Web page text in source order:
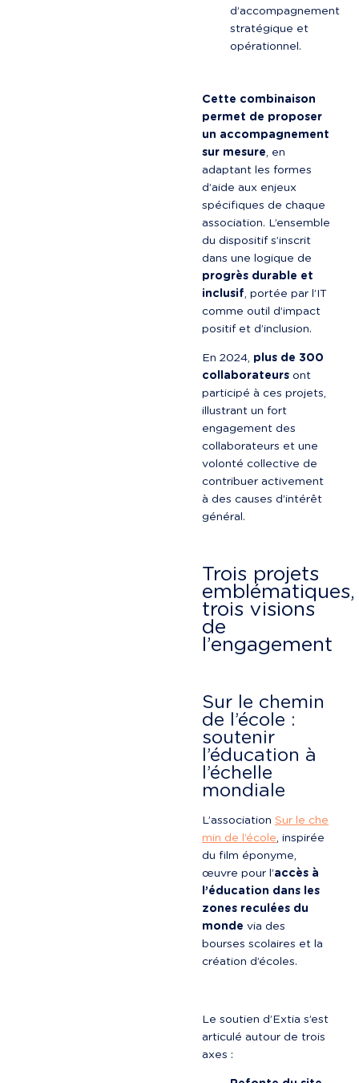
d’accompagnement
stratégique et
opérationnel.
Cette combinaison
permet de proposer
un accompagnement
sur mesure, en
adaptant les formes
d’aide aux enjeux
spécifiques de chaque
association. L’ensemble
du dispositif s’inscrit
dans une logique de
progrès durable et
inclusif, portée par l’IT
comme outil d’impact
positif et d’inclusion.
En 2024, plus de 300
collaborateurs ont
participé à ces projets,
illustrant un fort
engagement des
collaborateurs et une
volonté collective de
contribuer activement
à des causes d’intérêt
général.
Trois projets
trois visions
de
l’engagement
Sur le chemin
de l’école :
soutenir
l’éducation à
l’échelle
mondiale
L’association Sur le che
min de l’école, inspirée
du film éponyme,
œuvre pour l’accès à
l’éducation dans les
zones reculées du
monde via des
bourses scolaires et la
création d’écoles.
Le soutien d’Extia s’est
articulé autour de trois
axes :